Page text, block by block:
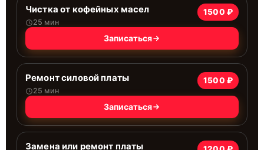
Чистка от кофейных масел
25 мин
1500 ₽
Записаться
Ремонт силовой платы
25 мин
1500 ₽
Записаться
Замена или ремонт платы